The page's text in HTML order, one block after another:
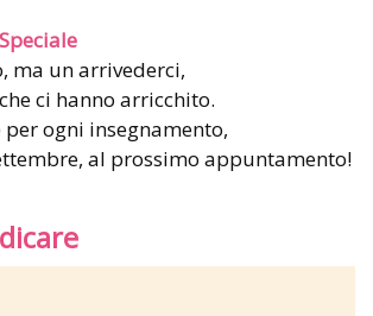
ma un arrivederci,
ci hanno arricchito.
ogni insegnamento,
al prossimo appuntamento!